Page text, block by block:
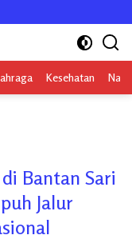
Kesehatan
Bantan Sari
Jalur